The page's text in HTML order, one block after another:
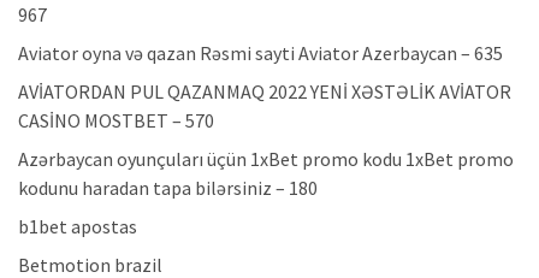
967
Aviator oyna və qazan Rəsmi sayti Aviator Azerbaycan – 635
AVİATORDAN PUL QAZANMAQ 2022 YENİ XƏSTƏLİK AVİATOR
CASİNO MOSTBET – 570
Azərbaycan oyunçuları üçün 1xBet promo kodu 1xBet promo
kodunu haradan tapa bilərsiniz – 180
b1bet apostas
Betmotion brazil